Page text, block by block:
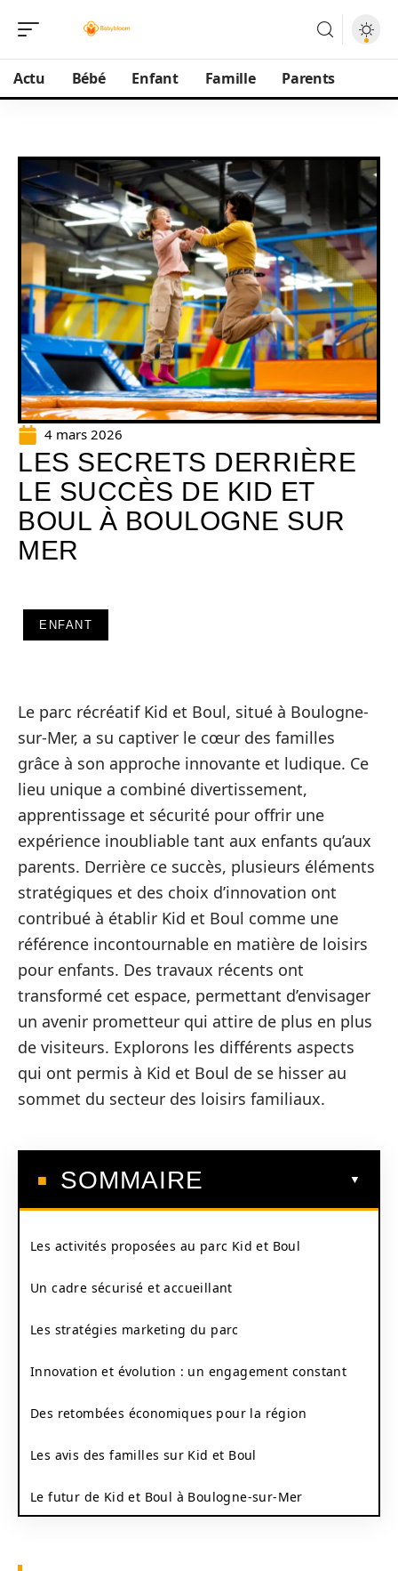
Actu Bébé Enfant Famille Parents
4 mars 2026
LES SECRETS DERRIÈRE
LE SUCCÈS DE KID ET
BOUL À BOULOGNE SUR
MER
ENFANT
Le parc récréatif Kid et Boul, situé à Boulogne-
sur-Mer, a su captiver le cœur des familles
grâce à son approche innovante et ludique. Ce
lieu unique a combiné divertissement,
apprentissage et sécurité pour offrir une
expérience inoubliable tant aux enfants qu’aux
parents. Derrière ce succès, plusieurs éléments
stratégiques et des choix d’innovation ont
contribué à établir Kid et Boul comme une
référence incontournable en matière de loisirs
pour enfants. Des travaux récents ont
transformé cet espace, permettant d’envisager
un avenir prometteur qui attire de plus en plus
de visiteurs. Explorons les différents aspects
qui ont permis à Kid et Boul de se hisser au
sommet du secteur des loisirs familiaux.
SOMMAIRE
Les activités proposées au parc Kid et Boul
Un cadre sécurisé et accueillant
Les stratégies marketing du parc
Innovation et évolution : un engagement constant
Des retombées économiques pour la région
Les avis des familles sur Kid et Boul
Le futur de Kid et Boul à Boulogne-sur-Mer